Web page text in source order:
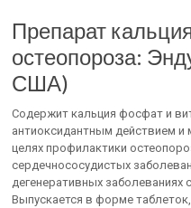
Препарат
остеопороза:
США)
Содержит кальция фосфат и
антиоксидантным действием и
целях профилактики
сердечнососудистых
дегенеративных заболеваниях
Выпускается в форме